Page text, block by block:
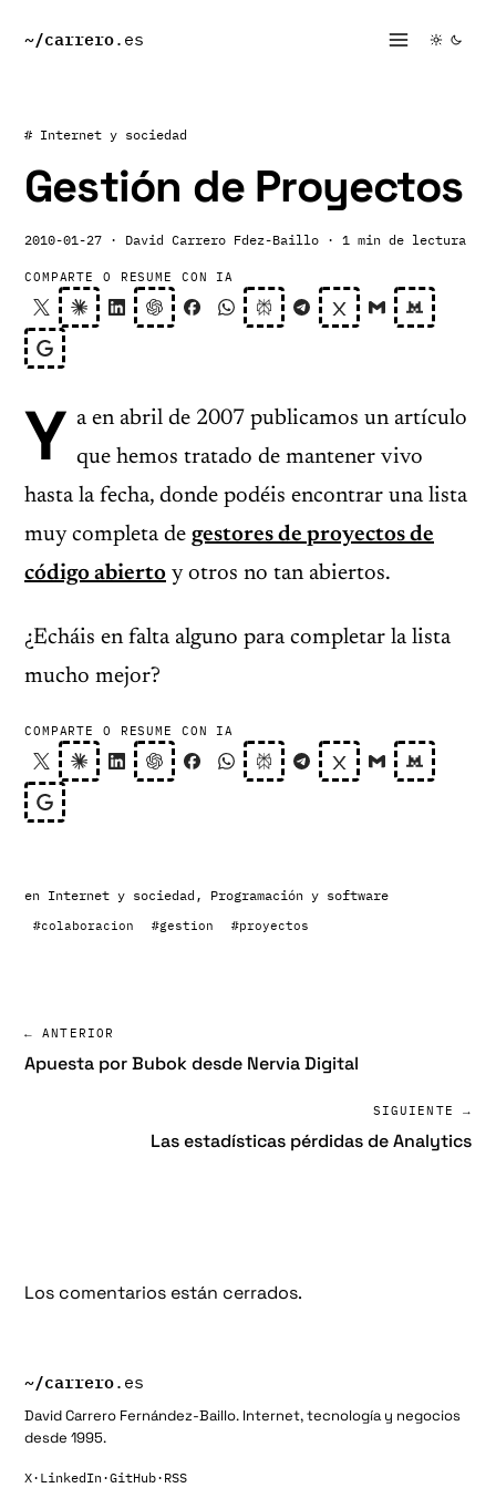
~/carrero.es
# Internet y sociedad
Gestión de Proyectos
2010-01-27 · David Carrero Fdez-Baillo · 1 min de lectura
COMPARTE O RESUME CON IA
Y a en abril de 2007 publicamos un artículo
que hemos tratado de mantener vivo
hasta la fecha, donde podéis encontrar una lista
muy completa de gestores de proyectos de
código abierto y otros no tan abiertos.
¿Echáis en falta alguno para completar la lista
mucho mejor?
COMPARTE O RESUME CON IA
en Internet y sociedad , Programación y software
#colaboracion #gestion #proyectos
← ANTERIOR
Apuesta por Bubok desde Nervia Digital
SIGUIENTE →
Las estadísticas pérdidas de Analytics
Los comentarios están cerrados.
~/carrero.es
David Carrero Fernández-Baillo. Internet, tecnología y negocios
desde 1995.
X· LinkedIn·GitHub· RSS